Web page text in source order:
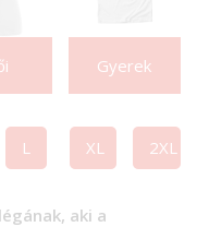
Gyerek
L XL 2XL
aki a